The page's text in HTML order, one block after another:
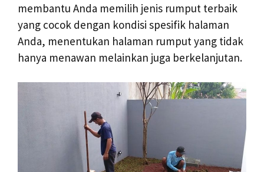
membantu Anda memilih jenis rumput terbaik
yang cocok dengan kondisi spesifik halaman
Anda, menentukan halaman rumput yang tidak
hanya menawan melainkan juga berkelanjutan.